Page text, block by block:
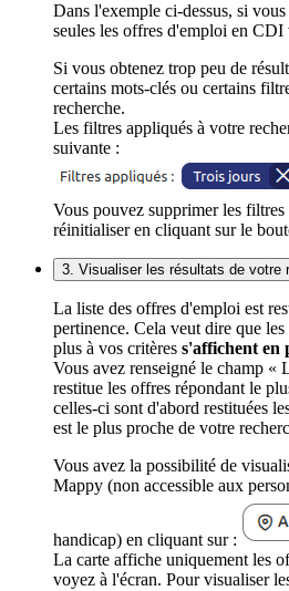
Dans l'exemple ci-dessus, si
seules les offres d'emploi en CDI
Si vous obtenez trop peu de
certains mots-clés ou certains
recherche.
Les filtres appliqués à votre
suivante :
Vous pouvez supprimer les
réinitialiser en cliquant sur le
3. Visualiser les résultats de votre
La liste des offres d'emploi est
pertinence. Cela veut dire que
plus à vos critères s'affichent en
Vous avez renseigné le champ «
restitue les offres répondant le
celles-ci sont d'abord restituées
est le plus proche de votre
Vous avez la possibilité de
Mappy (non accessible aux
handicap) en cliquant sur :
La carte affiche uniquement les
voyez à l'écran. Pour visualiser